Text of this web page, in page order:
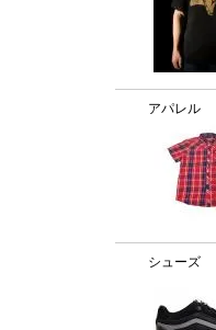
アパレル
シューズ